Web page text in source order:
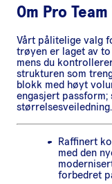
Om Pro
Vårt pålitelige valg
trøyen er laget av
mens du
strukturen som
blokk med høyt
engasjert
størrelsesveiledning.
Raffinert
med den
forbedret